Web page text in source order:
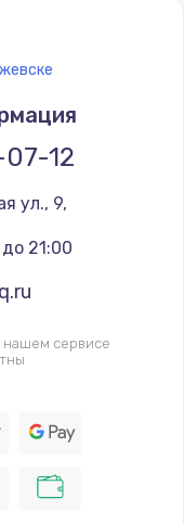
12
ул., 9,
21:00
нашем сервисе